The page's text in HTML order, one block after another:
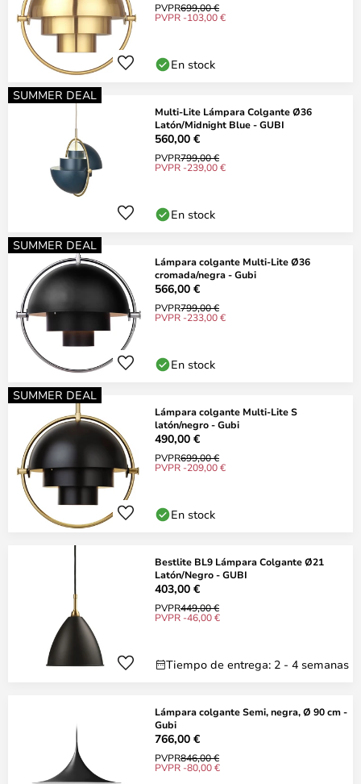
PVPR699,00 €
PVPR -103,00 €
En stock
SUMMER DEAL
Multi-Lite Lámpara Colgante Ø36
Latón/Midnight Blue - GUBI
560,00 €
PVPR799,00 €
PVPR -239,00 €
En stock
SUMMER DEAL
Lámpara colgante Multi-Lite Ø36
cromada/negra - Gubi
566,00 €
PVPR799,00 €
PVPR -233,00 €
En stock
SUMMER DEAL
Lámpara colgante Multi-Lite S
latón/negro - Gubi
490,00 €
PVPR699,00 €
PVPR -209,00 €
En stock
Bestlite BL9 Lámpara Colgante Ø21
Latón/Negro - GUBI
403,00 €
PVPR449,00 €
PVPR -46,00 €
Tiempo de entrega: 2 - 4 semanas
Lámpara colgante Semi, negra, Ø 90 cm -
Gubi
766,00 €
PVPR846,00 €
PVPR -80,00 €